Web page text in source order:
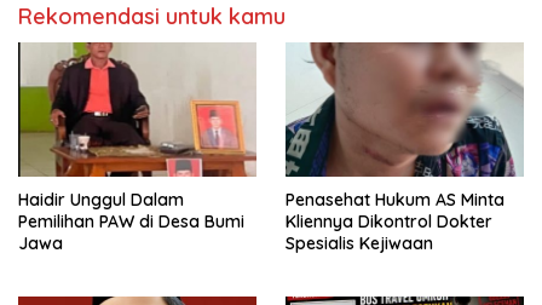
Rekomendasi untuk kamu
Haidir Unggul Dalam
Pemilihan PAW di Desa Bumi
Jawa
Penasehat Hukum AS Minta
Kliennya Dikontrol Dokter
Spesialis Kejiwaan